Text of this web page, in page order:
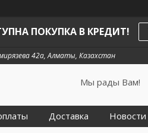
ПОКУПКА В КРЕДИТ!
42а, Алматы, Казахстан
Мы рады Вам!
Доставка Новости